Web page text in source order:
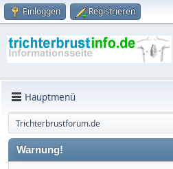
Einloggen Registrieren
Hauptmenü
Trichterbrustforum.de
Warnung!